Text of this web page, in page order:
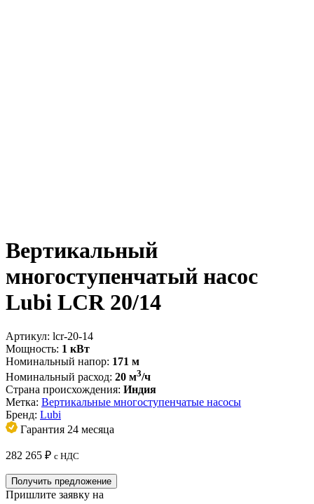
Вертикальный
многоступенчатый насос
Lubi LCR 20/14
Артикул: lcr-20-14
Мощность: 1 кВт
Номинальный напор: 171 м
Номинальный расход: 20 м3/ч
Страна происхождения: Индия
Метка: Вертикальные многоступенчатые насосы
Бренд: Lubi
Гарантия 24 месяца
282 265 ₽ с НДС
Получить предложение
Пришлите заявку на